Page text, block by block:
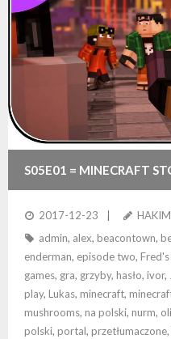
S05E01 = MINECRAFT
BEACONTOWN +
2017-12-23
admin, alex, beacontown,
enderman, episode two, Fred's
games, gra, grzyby, hasło, ivor,
play, Lukas, minecraft,
mushrooms, na polski, nurm,
polski, portal, przetłumaczone,